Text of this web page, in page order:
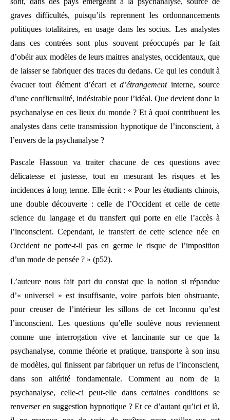
graves difficultés, puisqu’ils reprennent les ordonnancements
politiques totalitaires, en usage dans les socius. Les analystes
dans ces contrées sont plus souvent préoccupés par le fait
d’obéir aux modèles de leurs maitres analystes, occidentaux, que
de laisser se fabriquer des traces du dedans. Ce qui les conduit à
évacuer tout élément d’écart etd’étrangementinterne, source
d’une conflictualité, indésirable pour l’idéal. Que devient donc la
psychanalyse en ces lieux du monde ? Et à quoi contribuent les
analystes dans cette transmission hypnotique de l’inconscient, à
l’envers de la psychanalyse ?
Pascale Hassoun va traiter chacune de ces questions avec
délicatesse et justesse, tout en mesurant les risques et les
incidences à long terme. Elle écrit : « Pour les étudiants chinois,
une double découverte : celle de l’Occident et celle de cette
science du langage et du transfert qui porte en elle l’accès à
l’inconscient. Cependant, le transfert de cette science née en
Occident ne porte-t-il pas en germe le risque de l’imposition
d’un mode de pensée ? » (p52).
L’auteure nous fait part du constat que la notion si répandue
d’« universel » est insuffisante, voire parfois bien obstruante,
pour creuser de l’intérieur les sillons de cet Inconnu qu’est
l’inconscient. Les questions qu’elle soulève nous reviennent
comme une interrogation vive et lancinante sur ce que la
psychanalyse, comme théorie et pratique, transporte à son insu
de modèles, qui finissent par fabriquer un refus de l’inconscient,
dans son altérité fondamentale. Comment au nom de la
psychanalyse, celle-ci peut-elle dans certaines conditions se
renverser en suggestion hypnotique ? Et ce d’autant qu’ici et là,